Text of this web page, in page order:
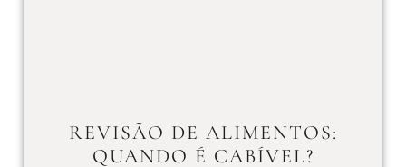
REVISÃO DE ALIMENTOS:
QUANDO É CABÍVEL?